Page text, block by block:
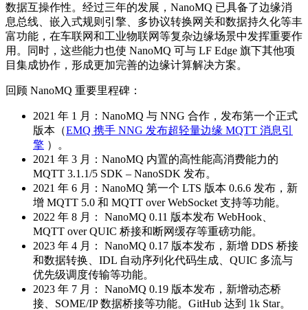
数据互操作性。经过三年的发展，NanoMQ 已具备了边缘消
息总线、嵌入式规则引擎、多协议转换网关和数据持久化等丰
富功能，在车联网和工业物联网等复杂边缘场景中发挥重要作
用。同时，这些能力也使 NanoMQ 可与 LF Edge 旗下其他项
目集成协作，形成更加完善的边缘计算解决方案。
回顾 NanoMQ 重要里程碑：
2021 年 1 月：NanoMQ 与 NNG 合作，发布第一个正式
版本（EMQ 携手 NNG 发布超轻量边缘 MQTT 消息引
擎 ）。
2021 年 3 月：NanoMQ 内置的高性能高消费能力的
MQTT 3.1.1/5 SDK – NanoSDK 发布。
2021 年 6 月：NanoMQ 第一个 LTS 版本 0.6.6 发布，新
增 MQTT 5.0 和 MQTT over WebSocket 支持等功能。
2022 年 8 月： NanoMQ 0.11 版本发布 WebHook、
MQTT over QUIC 桥接和断网缓存等重磅功能。
2023 年 4 月： NanoMQ 0.17 版本发布，新增 DDS 桥接
和数据转换、IDL 自动序列化代码生成、QUIC 多流与
优先级调度传输等功能。
2023 年 7 月： NanoMQ 0.19 版本发布，新增动态桥
接、SOME/IP 数据桥接等功能。GitHub 达到 1k Star。